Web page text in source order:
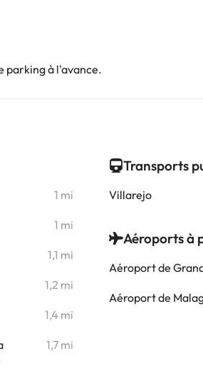
parking à l'avance.
1 mi
1 mi
1,1 mi
1,2 mi
1,4 mi
1,7 mi
Transports
Villarejo
Aéroports à
Aéroport de
Aéroport de